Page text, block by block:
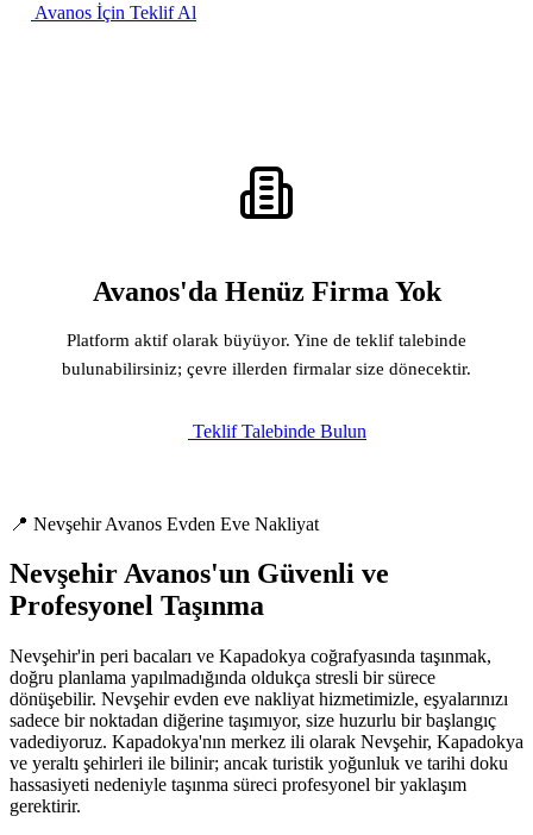
Avanos İçin Teklif Al
Avanos'da Henüz Firma Yok
Platform aktif olarak büyüyor. Yine de teklif talebinde
bulunabilirsiniz; çevre illerden firmalar size dönecektir.
Teklif Talebinde Bulun
📍 Nevşehir Avanos Evden Eve Nakliyat
Nevşehir Avanos'un Güvenli ve
Profesyonel Taşınma
Nevşehir'in peri bacaları ve Kapadokya coğrafyasında taşınmak,
doğru planlama yapılmadığında oldukça stresli bir sürece
dönüşebilir. Nevşehir evden eve nakliyat hizmetimizle, eşyalarınızı
sadece bir noktadan diğerine taşımıyor, size huzurlu bir başlangıç
vadediyoruz. Kapadokya'nın merkez ili olarak Nevşehir, Kapadokya
ve yeraltı şehirleri ile bilinir; ancak turistik yoğunluk ve tarihi doku
hassasiyeti nedeniyle taşınma süreci profesyonel bir yaklaşım
gerektirir.